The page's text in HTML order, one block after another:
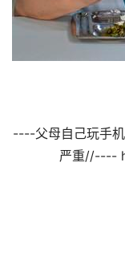
----父母自己玩手
严